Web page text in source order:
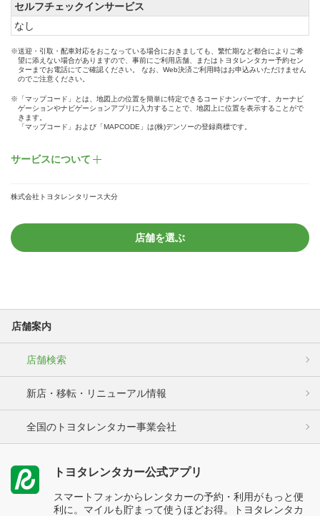
セルフチェックインサービス
なし
※送迎・引取・配車対応をおこなっている場合におきましても、繁忙期など都合によりご希
望に添えない場合がありますので、事前にご利用店舗、またはトヨタレンタカー予約セン
ターまでお電話にてご確認ください。 なお、Web決済ご利用時はお申込みいただけません
のでご注意ください。
※「マップコード」とは、地図上の位置を簡単に特定できるコードナンバーです。カーナビ
ゲーションやナビゲーションアプリに入力することで、地図上に位置を表示することがで
きます。
「マップコード」および「MAPCODE」は(株)デンソーの登録商標です。
サービスについて
株式会社トヨタレンタリース大分
店舗を選ぶ
店舗案内
店舗検索
新店・移転・リニューアル情報
全国のトヨタレンタカー事業会社
トヨタレンタカー公式アプリ
スマートフォンからレンタカーの予約・利用がもっと便
利に。マイルも貯まって使うほどお得。トヨタレンタカ